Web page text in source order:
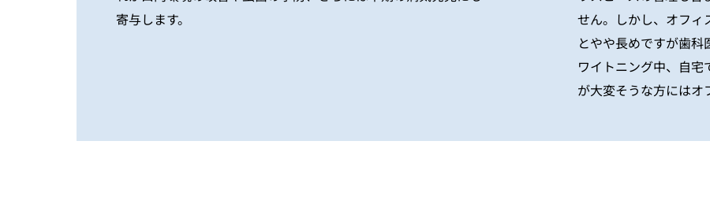
寄与します。
せん。しかし、オフィ
とやや長めですが歯
ワイトニング中、自
が大変そうな方にはオ